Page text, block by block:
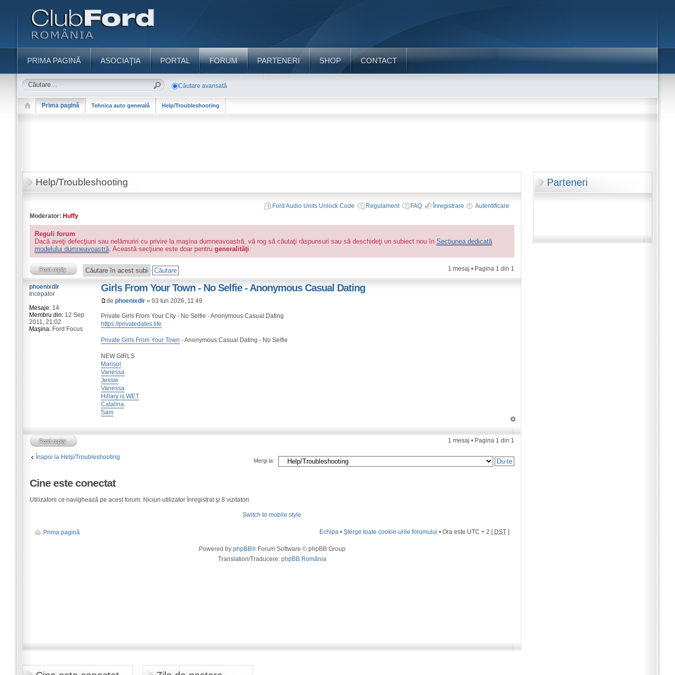
PRIMA PAGINĂ ASOCIAŢIA PORTAL FORUM PARTENERI SHOP CONTACT
Căutare avansată
Prima pagină Tehnica auto generală Help/Troubleshooting
Parteneri
Help/Troubleshooting
Ford Audio Units Unlock Code Regulament FAQ Înregistrare
Autentificare
Moderator: Huffy
Reguli forum
Dacă aveţi defecţiuni sau nelămuriri cu privire la maşina dumneavoastră, vă rog să căutaţi răspunsuri sau să deschideţi un subiect nou în Secţiunea dedicată
modelului dumneavoastră. Această secţiune este doar pentru generalităţi.
1 mesaj • Pagina 1 din 1
Girls From Your Town - No Selfie - Anonymous Casual Dating
dephoenixdlr » 03 Iun 2026, 11:49
Private Girls From Your City - No Selfie - Anonymous Casual Dating
https://privatedates.life
Private Girls From Your Town - Anonymous Casual Dating - No Selfie
NEW GIRLS
Marisol
Vanessa
Jessie
Vanessa
Hillary is WET
Catalina
Sam
phoenixdlr
Incepator
Mesaje:14
Membru din:12 Sep
2011, 21:02
Maşina:Ford Focus
1 mesaj • Pagina 1 din 1
Înapoi la Help/Troubleshooting
Mergi la:
Cine este conectat
Utilizatorii ce navighează pe acest forum: Niciun utilizator înregistrat şi 8 vizitatori
Switch to mobile style
Prima pagină Echipa •Şterge toate cookie-urile forumului • Ora este UTC + 2 [ DST ]
Powered by phpBB® Forum Software © phpBB Group
Translation/Traducere: phpBB România